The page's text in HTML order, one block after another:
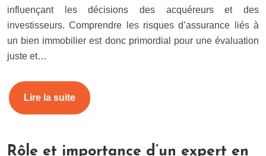
influençant les décisions des acquéreurs et des
investisseurs. Comprendre les risques d’assurance liés à
un bien immobilier est donc primordial pour une évaluation
juste et…
Lire la suite
Rôle et importance d’un expert en